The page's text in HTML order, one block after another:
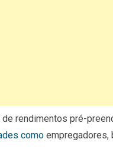
de rendimentos pré-
como empregadores,